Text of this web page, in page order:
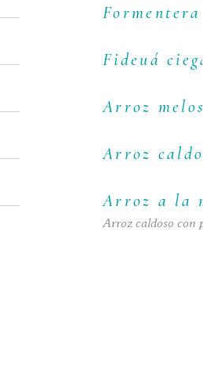
Formentera
Fideuá
Arroz
Arroz
Arroz a la
Arroz caldoso con